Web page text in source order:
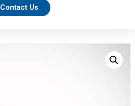
Contact Us